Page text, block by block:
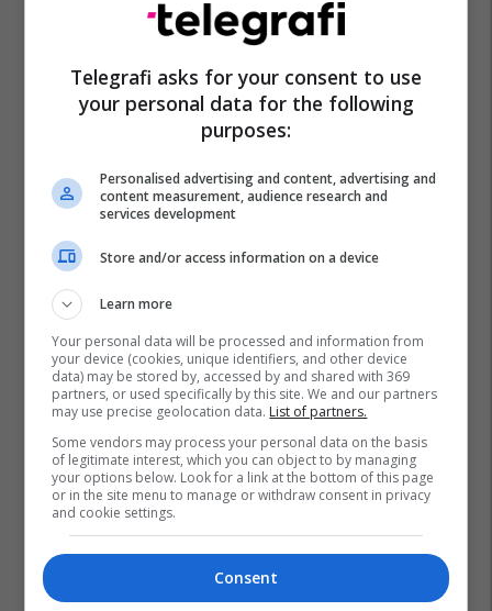
Telegrafi asks for your consent to use
your personal data for the following
purposes:
Personalised advertising and content, advertising and
content measurement, audience research and
services development
Store and/or access information on a device
Learn more
Your personal data will be processed and information from
your device (cookies, unique identifiers, and other device
data) may be stored by, accessed by and shared with 369
partners, or used specifically by this site. We and our partners
may use precise geolocation data. List of partners.
Some vendors may process your personal data on the basis
of legitimate interest, which you can object to by managing
your options below. Look for a link at the bottom of this page
or in the site menu to manage or withdraw consent in privacy
and cookie settings.
Consent